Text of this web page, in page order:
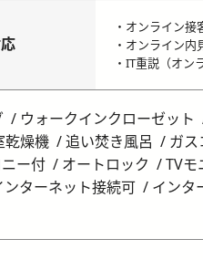
・オンライン接
・オンライン内
・IT重説（オン
ウォークインクローゼット
乾燥機 追い焚き風呂
ガス
ー付 オートロック
TVモ
ンターネット接続可
インタ